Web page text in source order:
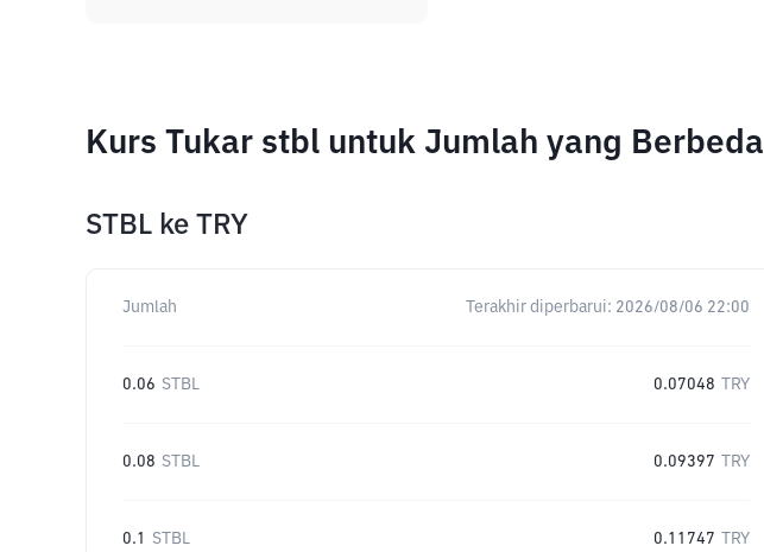
Kurs Tukar stbl untuk Jumlah yang Berbeda
STBL ke TRY
Jumlah Terakhir diperbarui: 2026/08/06 22:00
0.06 STBL 0.07048 TRY
0.08 STBL 0.09397 TRY
0.1 STBL 0.11747 TRY